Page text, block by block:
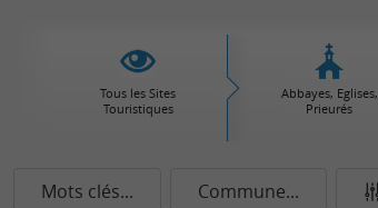
Tous les Sites
Touristiques
Abbayes, Eglises,
Prieurés
Mots clés... Commune...